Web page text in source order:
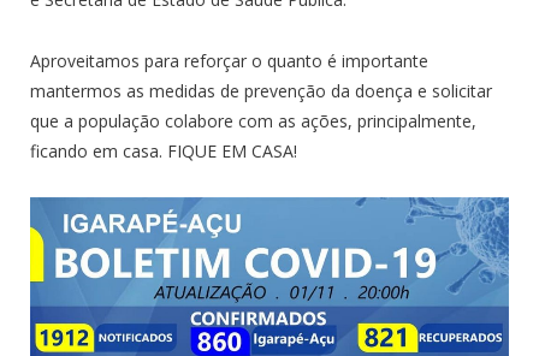
Aproveitamos para reforçar o quanto é importante
mantermos as medidas de prevenção da doença e solicitar
que a população colabore com as ações, principalmente,
ficando em casa. FIQUE EM CASA!